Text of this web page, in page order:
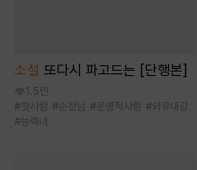
소설 또다시 파고드는 [단행본]
1.5만
#첫사랑 #순정남 #운명적사랑 #외유내강
#능력녀